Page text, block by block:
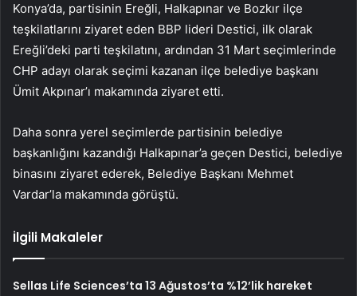
Konya’da, partisinin Ereğli, Halkapınar ve Bozkır ilçe
teşkilatlarını ziyaret eden BBP lideri Destici, ilk olarak
Ereğli’deki parti teşkilatını, ardından 31 Mart seçimlerinde
CHP adayı olarak seçimi kazanan ilçe belediye başkanı
Ümit Akpınar’ı makamında ziyaret etti.
Daha sonra yerel seçimlerde partisinin belediye
başkanlığını kazandığı Halkapınar’a geçen Destici, belediye
binasını ziyaret ederek, Belediye Başkanı Mehmet
Vardar’la makamında görüştü.
İlgili Makaleler
Sellas Life Sciences’ta 13 Ağustos’ta %12’lik hareket